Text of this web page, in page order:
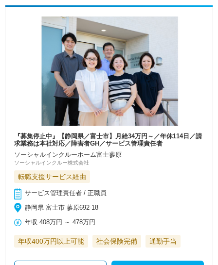
『募集停止中』【静岡県／富士市】月給34万円～／年休114日／請
求業務は本社対応／障害者GH／サービス管理責任者
ソーシャルインクルーホーム富士蓼原
ソーシャルインクルー株式会社
転職支援サービス経由
サービス管理責任者 / 正職員
静岡県 富士市 蓼原692-18
年収 408万円 ～478万円
年収400万円以上可能 社会保険完備 通勤手当